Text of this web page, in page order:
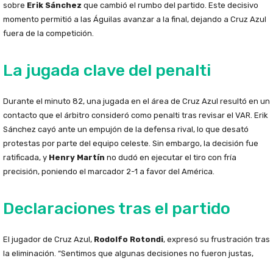
sobre Erik Sánchez que cambió el rumbo del partido. Este decisivo
momento permitió a las Águilas avanzar a la final, dejando a Cruz Azul
fuera de la competición.
La jugada clave del penalti
Durante el minuto 82, una jugada en el área de Cruz Azul resultó en un
contacto que el árbitro consideró como penalti tras revisar el VAR. Erik
Sánchez cayó ante un empujón de la defensa rival, lo que desató
protestas por parte del equipo celeste. Sin embargo, la decisión fue
ratificada, y Henry Martín no dudó en ejecutar el tiro con fría
precisión, poniendo el marcador 2-1 a favor del América.
Declaraciones tras el partido
El jugador de Cruz Azul, Rodolfo Rotondi, expresó su frustración tras
la eliminación. “Sentimos que algunas decisiones no fueron justas,